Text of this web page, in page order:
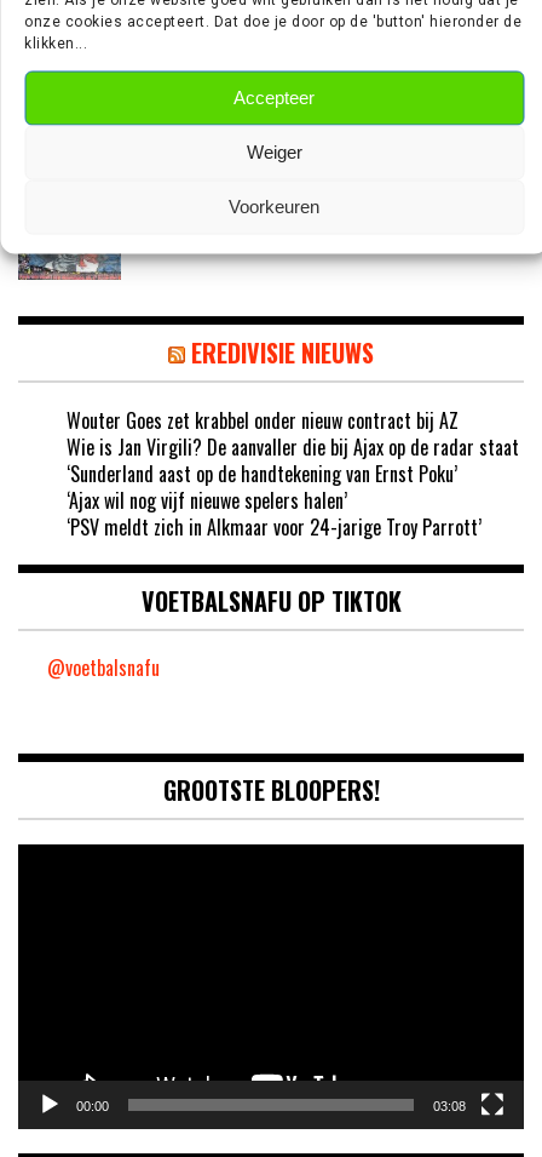
onze cookies accepteert. Dat doe je door op de 'button' hieronder de
klikken...
Accepteer
Weiger
Voorkeuren
AVONTUUR IN DE PREMIER LEAGUE’
GROOTMACHT PARIS SAINT-GERMAIN’
EREDIVISIE NIEUWS
Wouter Goes zet krabbel onder nieuw contract bij AZ
Wie is Jan Virgili? De aanvaller die bij Ajax op de radar staat
‘Sunderland aast op de handtekening van Ernst Poku’
‘Ajax wil nog vijf nieuwe spelers halen’
‘PSV meldt zich in Alkmaar voor 24-jarige Troy Parrott’
VOETBALSNAFU OP TIKTOK
@voetbalsnafu
GROOTSTE BLOOPERS!
00:00 03:08